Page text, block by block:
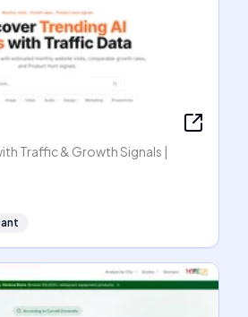
Traffic & Growth Signals |